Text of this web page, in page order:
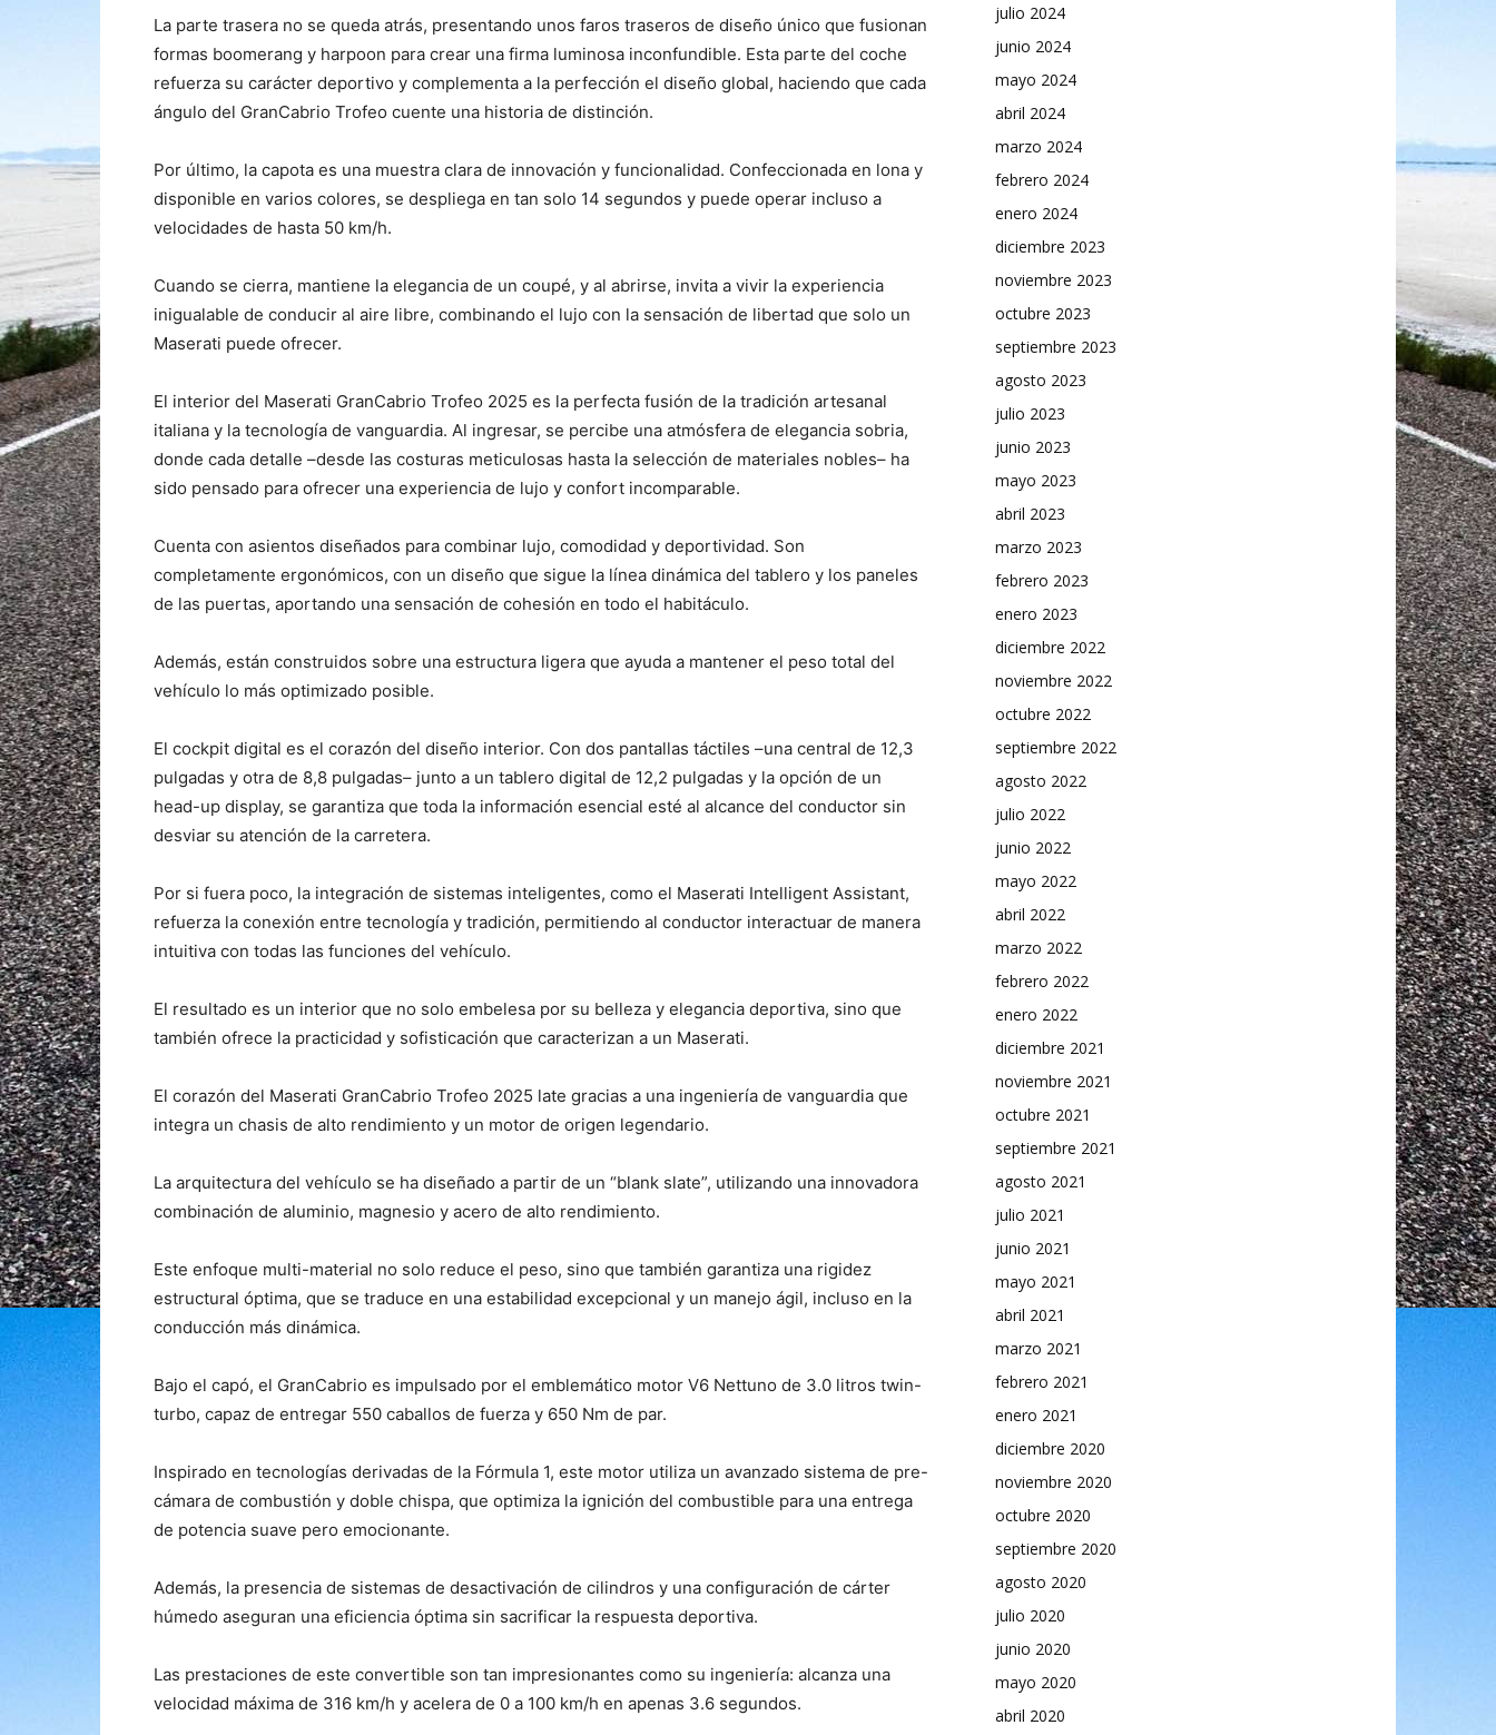
La parte trasera no se queda atrás, presentando unos faros traseros de diseño único que fusionan
formas boomerang y harpoon para crear una firma luminosa inconfundible. Esta parte del coche
refuerza su carácter deportivo y complementa a la perfección el diseño global, haciendo que cada
ángulo del GranCabrio Trofeo cuente una historia de distinción.
Por último, la capota es una muestra clara de innovación y funcionalidad. Confeccionada en lona y
disponible en varios colores, se despliega en tan solo 14 segundos y puede operar incluso a
velocidades de hasta 50 km/h.
Cuando se cierra, mantiene la elegancia de un coupé, y al abrirse, invita a vivir la experiencia
inigualable de conducir al aire libre, combinando el lujo con la sensación de libertad que solo un
Maserati puede ofrecer.
El interior del Maserati GranCabrio Trofeo 2025 es la perfecta fusión de la tradición artesanal
italiana y la tecnología de vanguardia. Al ingresar, se percibe una atmósfera de elegancia sobria,
donde cada detalle –desde las costuras meticulosas hasta la selección de materiales nobles– ha
sido pensado para ofrecer una experiencia de lujo y confort incomparable.
Cuenta con asientos diseñados para combinar lujo, comodidad y deportividad. Son
completamente ergonómicos, con un diseño que sigue la línea dinámica del tablero y los paneles
de las puertas, aportando una sensación de cohesión en todo el habitáculo.
Además, están construidos sobre una estructura ligera que ayuda a mantener el peso total del
vehículo lo más optimizado posible.
El cockpit digital es el corazón del diseño interior. Con dos pantallas táctiles –una central de 12,3
pulgadas y otra de 8,8 pulgadas– junto a un tablero digital de 12,2 pulgadas y la opción de un
head-up display, se garantiza que toda la información esencial esté al alcance del conductor sin
desviar su atención de la carretera.
Por si fuera poco, la integración de sistemas inteligentes, como el Maserati Intelligent Assistant,
refuerza la conexión entre tecnología y tradición, permitiendo al conductor interactuar de manera
intuitiva con todas las funciones del vehículo.
El resultado es un interior que no solo embelesa por su belleza y elegancia deportiva, sino que
también ofrece la practicidad y sofisticación que caracterizan a un Maserati.
El corazón del Maserati GranCabrio Trofeo 2025 late gracias a una ingeniería de vanguardia que
integra un chasis de alto rendimiento y un motor de origen legendario.
La arquitectura del vehículo se ha diseñado a partir de un “blank slate”, utilizando una innovadora
combinación de aluminio, magnesio y acero de alto rendimiento.
Este enfoque multi-material no solo reduce el peso, sino que también garantiza una rigidez
estructural óptima, que se traduce en una estabilidad excepcional y un manejo ágil, incluso en la
conducción más dinámica.
Bajo el capó, el GranCabrio es impulsado por el emblemático motor V6 Nettuno de 3.0 litros twin-
turbo, capaz de entregar 550 caballos de fuerza y 650 Nm de par.
Inspirado en tecnologías derivadas de la Fórmula 1, este motor utiliza un avanzado sistema de pre-
cámara de combustión y doble chispa, que optimiza la ignición del combustible para una entrega
de potencia suave pero emocionante.
Además, la presencia de sistemas de desactivación de cilindros y una configuración de cárter
húmedo aseguran una eficiencia óptima sin sacrificar la respuesta deportiva.
Las prestaciones de este convertible son tan impresionantes como su ingeniería: alcanza una
velocidad máxima de 316 km/h y acelera de 0 a 100 km/h en apenas 3.6 segundos.
julio 2024
junio 2024
mayo 2024
abril 2024
marzo 2024
febrero 2024
enero 2024
diciembre 2023
noviembre 2023
octubre 2023
septiembre 2023
agosto 2023
julio 2023
junio 2023
mayo 2023
abril 2023
marzo 2023
febrero 2023
enero 2023
diciembre 2022
noviembre 2022
octubre 2022
septiembre 2022
agosto 2022
julio 2022
junio 2022
mayo 2022
abril 2022
marzo 2022
febrero 2022
enero 2022
diciembre 2021
noviembre 2021
octubre 2021
septiembre 2021
agosto 2021
julio 2021
junio 2021
mayo 2021
abril 2021
marzo 2021
febrero 2021
enero 2021
diciembre 2020
noviembre 2020
octubre 2020
septiembre 2020
agosto 2020
julio 2020
junio 2020
mayo 2020
abril 2020